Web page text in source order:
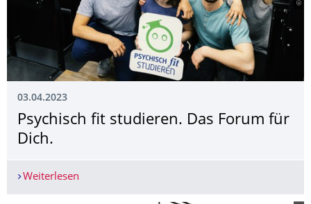
03.04.2023
Psychisch fit studieren. Das Forum für
Dich.
Weiterlesen